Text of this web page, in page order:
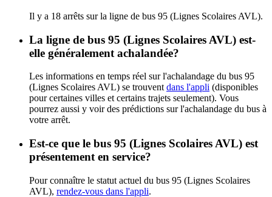
Il y a 18 arrêts sur la ligne de bus 95 (Lignes Scolaires AVL).
La ligne de bus 95 (Lignes Scolaires AVL) est-
elle généralement achalandée?
Les informations en temps réel sur l'achalandage du bus 95
(Lignes Scolaires AVL) se trouvent dans l'appli (disponibles
pour certaines villes et certains trajets seulement). Vous
pourrez aussi y voir des prédictions sur l'achalandage du bus à
votre arrêt.
Est-ce que le bus 95 (Lignes Scolaires AVL) est
présentement en service?
Pour connaître le statut actuel du bus 95 (Lignes Scolaires
AVL), rendez-vous dans l'appli.